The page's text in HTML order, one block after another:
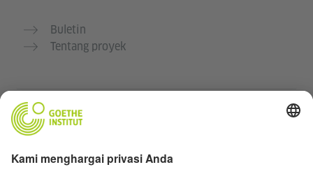
Buletin
Tentang proyek
Situs web lainnya
Latihan bahasa Jerman secara gratis